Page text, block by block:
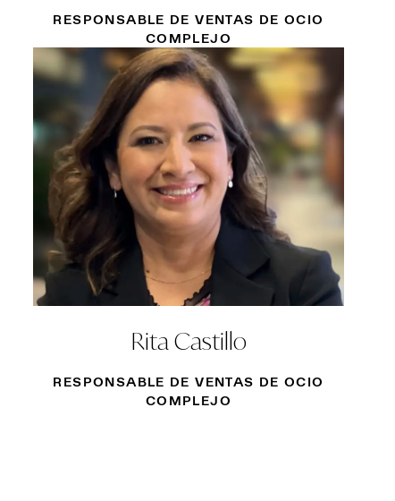
RESPONSABLE DE VENTAS DE OCIO
COMPLEJO
Rita Castillo
RESPONSABLE DE VENTAS DE OCIO
COMPLEJO